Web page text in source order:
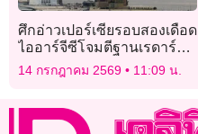
ศึกอ่าวเปอร์เซียรอบสองเดือด
ไออาร์จีซีโจมตีฐานเรดาร์
สหรัฐในบาห์เรน
14 กรกฎาคม 2569 11:09 น.